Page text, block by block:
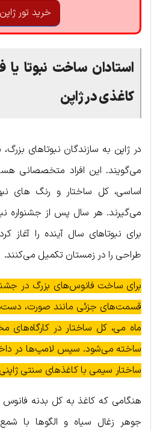
خرید تور ژاپن
استادان ساخت نبوتا
کاغذی در ژاپن
در ژاپن به سازندگان نبوتاهای بزرگ،
می‌گویند. این افراد متخصصانی
اساسی، کل ساختار و رنگ های
می‌گیرند. هر سال پس از جشنواره
برای نبوتاهای سال آینده را
طراحی را در زمستان تکمیل می‌کنند.
برای ساخت فانوس‌های بزرگ در
قسمت‌های جزئی مانند صورت،
ماه می، کل ساختار در
ساخته می‌شود. سپس لامپ‌ها در
ساختار سیمی با کاغذهای سنتی
هنگامی که کاغذ به کل بدنه
جوهر زغال سیاه و الگوها با